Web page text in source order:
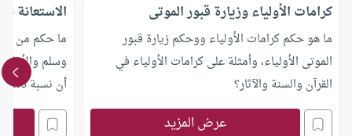
كرامات الأولياء وزيارة قبور الموتى
ما هو حكم كرامات الأولياء ووحكم زيارة قبور
الموتى الأولياء، وأمثلة على كرامات الأولياء في
القرآن والسنة والآثار؟
عرض المزيد
الاستعانة
ما حكم من
وسلم
أن نسبة ذلك
أجاز شفاعتهم